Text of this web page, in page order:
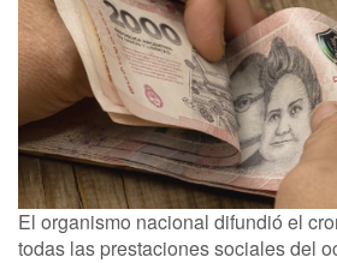
El organismo nacional difundió el
todas las prestaciones sociales del